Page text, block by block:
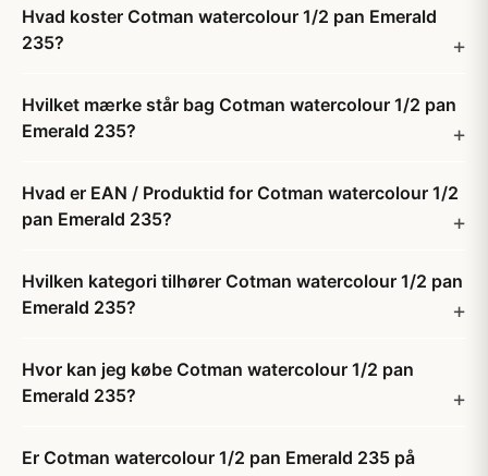
Hvad koster Cotman watercolour 1/2 pan Emerald
235?
Hvilket mærke står bag Cotman watercolour 1/2 pan
Emerald 235?
Hvad er EAN / Produktid for Cotman watercolour 1/2
pan Emerald 235?
Hvilken kategori tilhører Cotman watercolour 1/2 pan
Emerald 235?
Hvor kan jeg købe Cotman watercolour 1/2 pan
Emerald 235?
Er Cotman watercolour 1/2 pan Emerald 235 på